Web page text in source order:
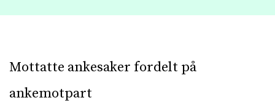
Mottatte ankesaker fordelt på
ankemotpart